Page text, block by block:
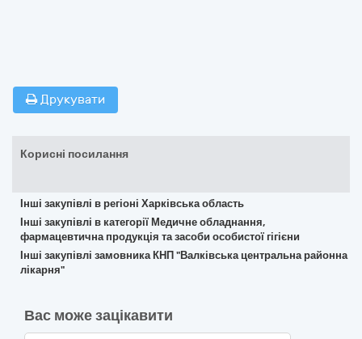
Друкувати
Корисні посилання
Інші закупівлі в регіоні Харківська область
Інші закупівлі в категорії Медичне обладнання,
фармацевтична продукція та засоби особистої гігієни
Інші закупівлі замовника КНП "Валківська центральна районна
лікарня"
Вас може зацікавити